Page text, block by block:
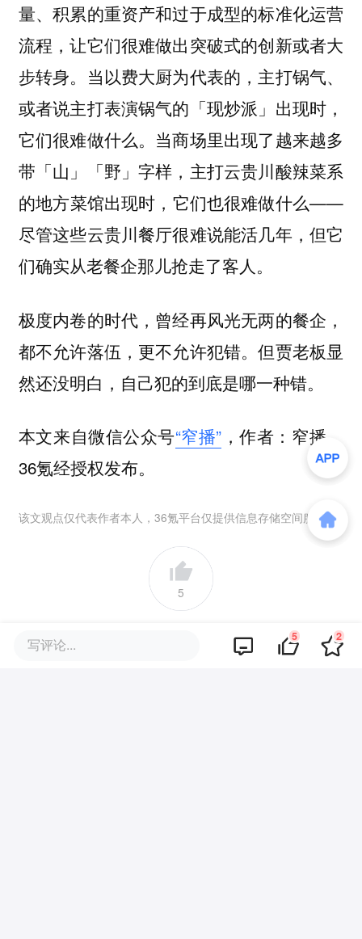
量、积累的重资产和过于成型的标准化运营
流程，让它们很难做出突破式的创新或者大
步转身。当以费大厨为代表的，主打锅气、
或者说主打表演锅气的「现炒派」出现时，
它们很难做什么。当商场里出现了越来越多
带「山」「野」字样，主打云贵川酸辣菜系
的地方菜馆出现时，它们也很难做什么——
尽管这些云贵川餐厅很难说能活几年，但它
们确实从老餐企那儿抢走了客人。
极度内卷的时代，曾经再风光无两的餐企，
都不允许落伍，更不允许犯错。但贾老板显
然还没明白，自己犯的到底是哪一种错。
本文来自微信公众号“窄播” ，作者：窄播，
36氪经授权发布。
该文观点仅代表作者本人，36氪平台仅提供信息存储空间服务。
5
写评论... 5 2